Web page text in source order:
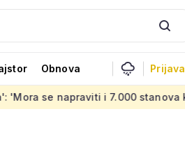
Obnova Prijava
i 7.000 stanova koji su OK'